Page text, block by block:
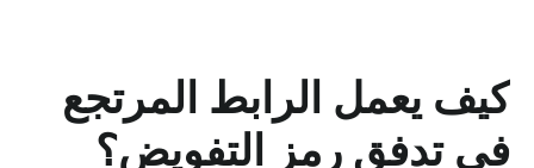
كيف يعمل الرابط المرتجع
في تدفق رمز التفويض؟